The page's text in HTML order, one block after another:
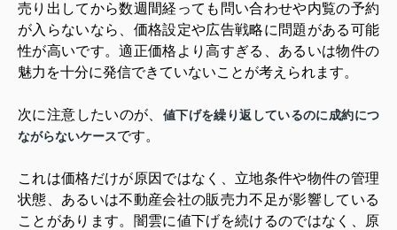
売り出してから数週間経っても問い合わせや内覧の予約
が入らないなら、価格設定や広告戦略に問題がある可能
性が高いです。適正価格より高すぎる、あるいは物件の
魅力を十分に発信できていないことが考えられます。
次に注意したいのが、 値下げを繰り返しているのに成約につ
ながらないケースです。
これは価格だけが原因ではなく、立地条件や物件の管理
状態、あるいは不動産会社の販売力不足が影響している
ことがあります。闇雲に値下げを続けるのではなく、原